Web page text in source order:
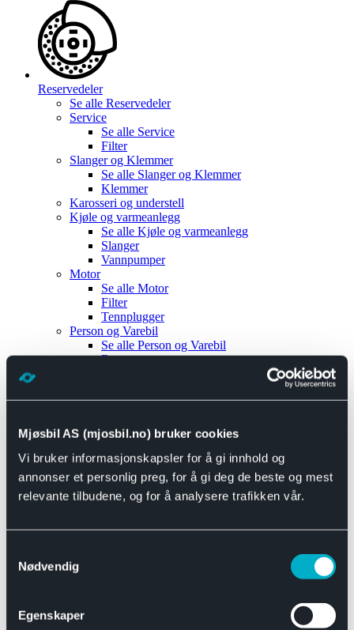
Mjøsbil AS (mjosbil.no) bruker cookies
Vi bruker informasjonskapsler for å gi innhold og
annonser et personlig preg, for å gi deg de beste og mest
relevante tilbudene, og for å analysere trafikken vår.
Nødvendig
Egenskaper
Reservedeler
Se alle Reservedeler
Service
Se alle Service
Filter
Slanger og Klemmer
Se alle Slanger og Klemmer
Klemmer
Karosseri og understell
Kjøle og varmeanlegg
Se alle Kjøle og varmeanlegg
Slanger
Vannpumper
Motor
Se alle Motor
Filter
Tennplugger
Person og Varebil
Se alle Person og Varebil
Brems
Motor og drivverk
Se alle Universal
Bremsedeler
Se alle Bremsedeler
Bremsenippler
Drivline og motor
Se alle Drivline og motor
Eksosanlegg